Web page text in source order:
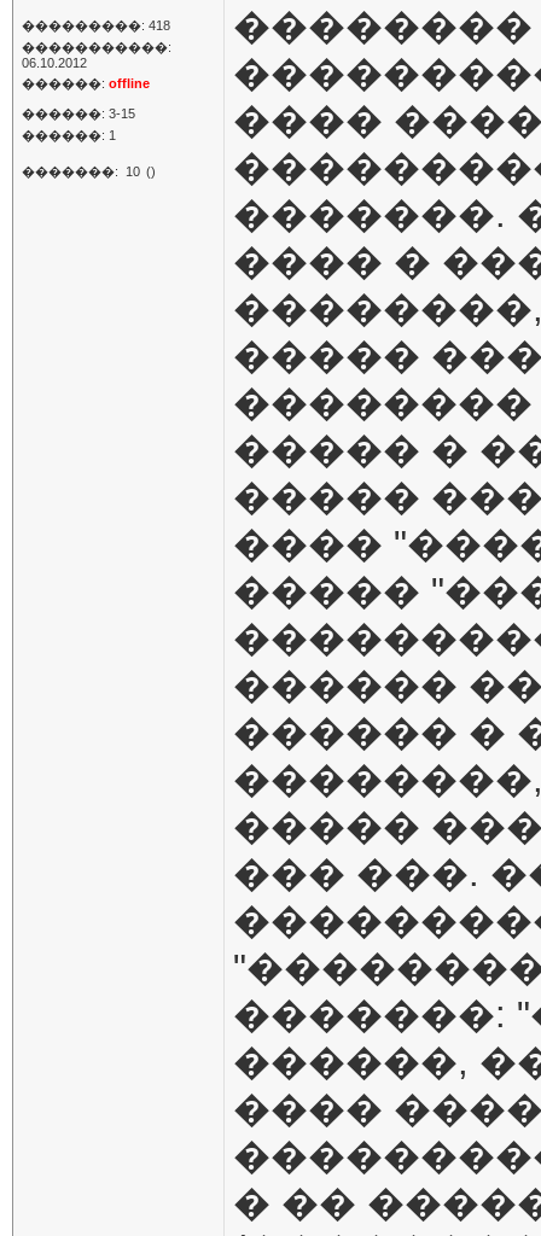
���������: 418
�����������:
06.10.2012
������: offline
������: 3-15
������: 1
�������: 10 ()
��������
����
�������.
���� �
�����
��������
����� �
�����
����
�����
������
������ �
�����
��� ���.
�������:
������,
����
� ��